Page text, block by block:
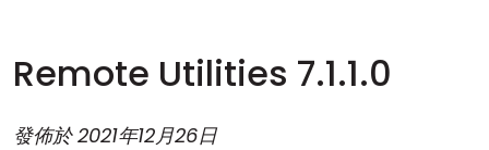
Remote Utilities 7.1.1.0
發佈於2021年12月26日